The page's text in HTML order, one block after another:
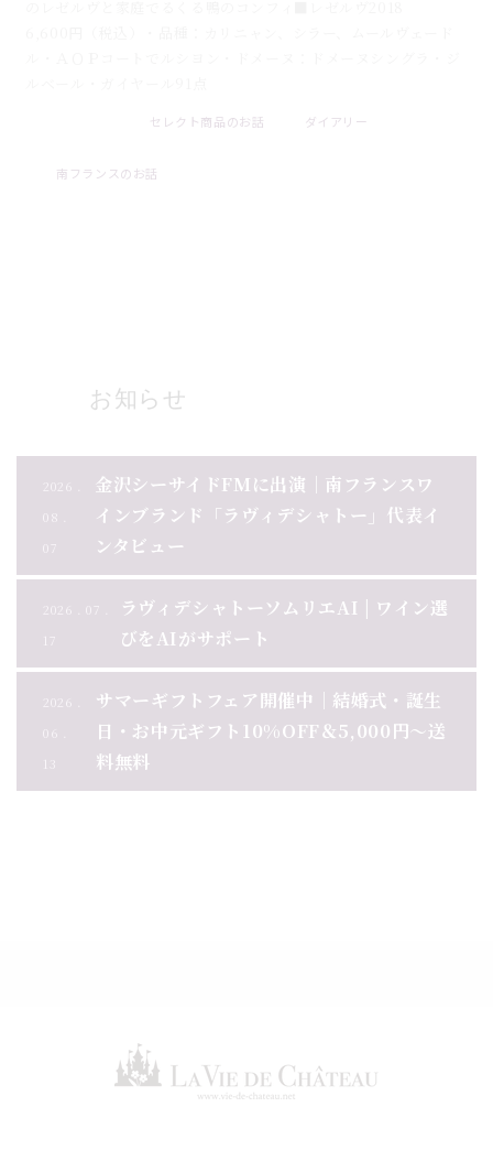
セレクト商品のお話 ダイアリー
南フランスのお話
お知らせ
2026 .
08 .
07
金沢シーサイドFMに出演｜南フランスワ
インブランド「ラヴィデシャトー」代表イ
ンタビュー
2026 . 07 .
17
ラヴィデシャトーソムリエAI | ワイン選
びをAIがサポート
2026 .
06 .
13
サマーギフトフェア開催中｜結婚式・誕生
日・お中元ギフト10%OFF＆5,000円～送
料無料